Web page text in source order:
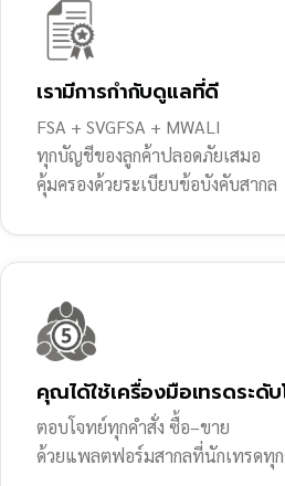
เรามีการกำกับดูแลที่ดี
FSA + SVGFSA + MWALI
ทุกบัญชีของลูกค้าปลอดภัยเสมอ
คุ้มครองด้วยระเบียบข้อบังคับสากล
คุณได้ใช้เครื่องมือเทรดระดั
ตอบโจทย์ทุกคำสั่ง ซื้อ–ขาย
ด้วยแพลตฟอร์มสากลที่นักเทรดทุ